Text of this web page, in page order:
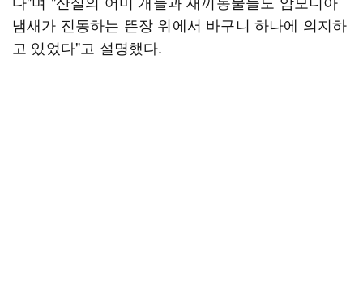
냄새가 진동하는 뜬장 위에서 바구니 하나에 의지하
고 있었다"고 설명했다.